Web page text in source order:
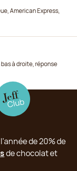
American Express,
à droite, réponse
de 20% de
de chocolat et